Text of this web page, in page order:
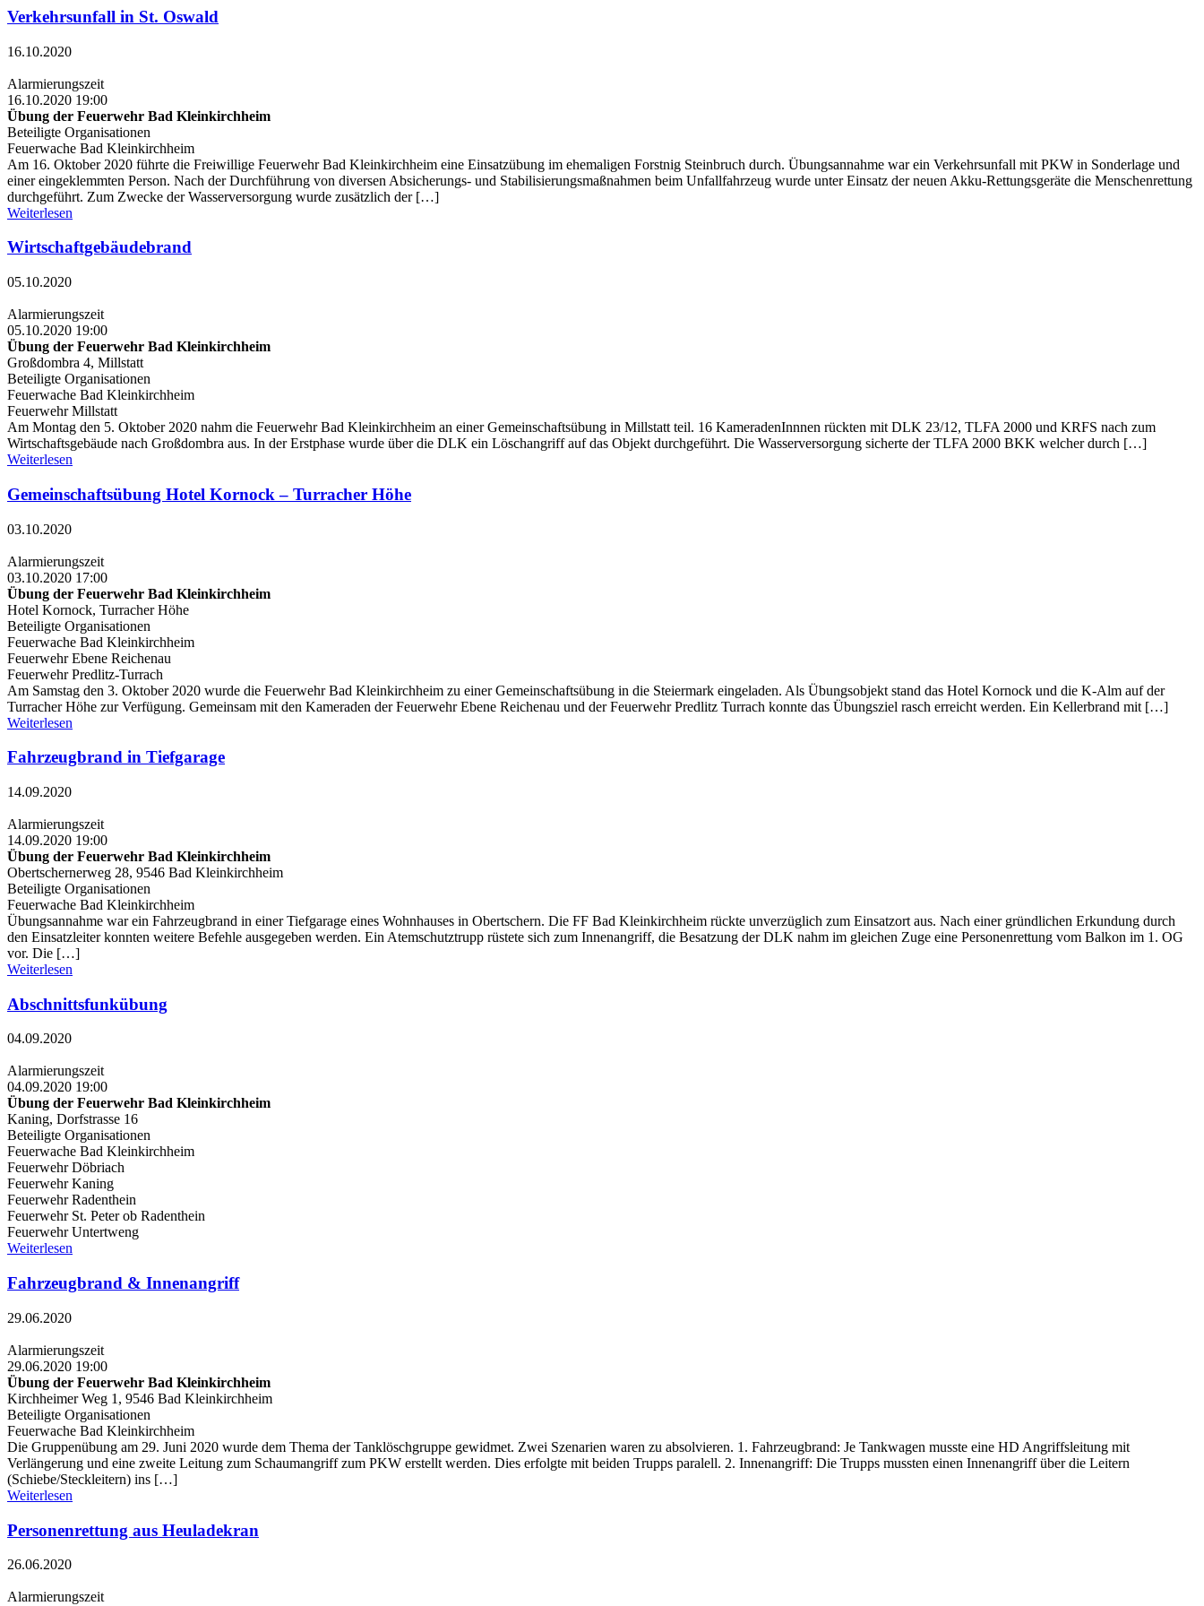
Verkehrsunfall in St. Oswald
16.10.2020
Alarmierungszeit
16.10.2020 19:00
Übung der Feuerwehr Bad Kleinkirchheim
Beteiligte Organisationen
Feuerwache Bad Kleinkirchheim
Am 16. Oktober 2020 führte die Freiwillige Feuerwehr Bad Kleinkirchheim eine Einsatzübung im ehemaligen Forstnig Steinbruch durch. Übungsannahme war ein Verkehrsunfall mit PKW in Sonderlage und
einer eingeklemmten Person. Nach der Durchführung von diversen Absicherungs- und Stabilisierungsmaßnahmen beim Unfallfahrzeug wurde unter Einsatz der neuen Akku-Rettungsgeräte die Menschenrettung
durchgeführt. Zum Zwecke der Wasserversorgung wurde zusätzlich der […]
Weiterlesen
Wirtschaftgebäudebrand
05.10.2020
Alarmierungszeit
05.10.2020 19:00
Übung der Feuerwehr Bad Kleinkirchheim
Großdombra 4, Millstatt
Beteiligte Organisationen
Feuerwache Bad Kleinkirchheim
Feuerwehr Millstatt
Am Montag den 5. Oktober 2020 nahm die Feuerwehr Bad Kleinkirchheim an einer Gemeinschaftsübung in Millstatt teil. 16 KameradenInnnen rückten mit DLK 23/12, TLFA 2000 und KRFS nach zum
Wirtschaftsgebäude nach Großdombra aus. In der Erstphase wurde über die DLK ein Löschangriff auf das Objekt durchgeführt. Die Wasserversorgung sicherte der TLFA 2000 BKK welcher durch […]
Weiterlesen
Gemeinschaftsübung Hotel Kornock – Turracher Höhe
03.10.2020
Alarmierungszeit
03.10.2020 17:00
Übung der Feuerwehr Bad Kleinkirchheim
Hotel Kornock, Turracher Höhe
Beteiligte Organisationen
Feuerwache Bad Kleinkirchheim
Feuerwehr Ebene Reichenau
Feuerwehr Predlitz-Turrach
Am Samstag den 3. Oktober 2020 wurde die Feuerwehr Bad Kleinkirchheim zu einer Gemeinschaftsübung in die Steiermark eingeladen. Als Übungsobjekt stand das Hotel Kornock und die K-Alm auf der
Turracher Höhe zur Verfügung. Gemeinsam mit den Kameraden der Feuerwehr Ebene Reichenau und der Feuerwehr Predlitz Turrach konnte das Übungsziel rasch erreicht werden. Ein Kellerbrand mit […]
Weiterlesen
Fahrzeugbrand in Tiefgarage
14.09.2020
Alarmierungszeit
14.09.2020 19:00
Übung der Feuerwehr Bad Kleinkirchheim
Obertschernerweg 28, 9546 Bad Kleinkirchheim
Beteiligte Organisationen
Feuerwache Bad Kleinkirchheim
Übungsannahme war ein Fahrzeugbrand in einer Tiefgarage eines Wohnhauses in Obertschern. Die FF Bad Kleinkirchheim rückte unverzüglich zum Einsatzort aus. Nach einer gründlichen Erkundung durch
den Einsatzleiter konnten weitere Befehle ausgegeben werden. Ein Atemschutztrupp rüstete sich zum Innenangriff, die Besatzung der DLK nahm im gleichen Zuge eine Personenrettung vom Balkon im 1. OG
vor. Die […]
Weiterlesen
Abschnittsfunkübung
04.09.2020
Alarmierungszeit
04.09.2020 19:00
Übung der Feuerwehr Bad Kleinkirchheim
Kaning, Dorfstrasse 16
Beteiligte Organisationen
Feuerwache Bad Kleinkirchheim
Feuerwehr Döbriach
Feuerwehr Kaning
Feuerwehr Radenthein
Feuerwehr St. Peter ob Radenthein
Feuerwehr Untertweng
Weiterlesen
Fahrzeugbrand & Innenangriff
29.06.2020
Alarmierungszeit
29.06.2020 19:00
Übung der Feuerwehr Bad Kleinkirchheim
Kirchheimer Weg 1, 9546 Bad Kleinkirchheim
Beteiligte Organisationen
Feuerwache Bad Kleinkirchheim
Die Gruppenübung am 29. Juni 2020 wurde dem Thema der Tanklöschgruppe gewidmet. Zwei Szenarien waren zu absolvieren. 1. Fahrzeugbrand: Je Tankwagen musste eine HD Angriffsleitung mit
Verlängerung und eine zweite Leitung zum Schaumangriff zum PKW erstellt werden. Dies erfolgte mit beiden Trupps paralell. 2. Innenangriff: Die Trupps mussten einen Innenangriff über die Leitern
(Schiebe/Steckleitern) ins […]
Weiterlesen
Personenrettung aus Heuladekran
26.06.2020
Alarmierungszeit